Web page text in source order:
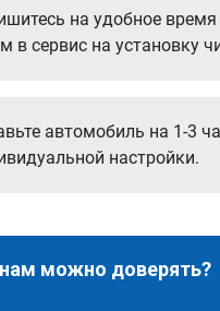
на удобное
в сервис на установку
автомобиль на 1-3
настройки.
можно доверять?